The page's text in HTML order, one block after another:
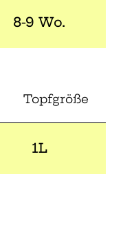
8-9 Wo.
Topfgröße
1L